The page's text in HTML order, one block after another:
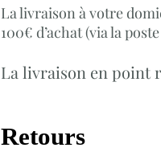
La livraison à votre
100€ d’achat(via la
La livraison en point
Retours